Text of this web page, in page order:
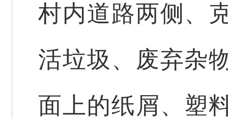
村内道路两侧、
活垃圾、废弃杂
面上的纸屑、塑